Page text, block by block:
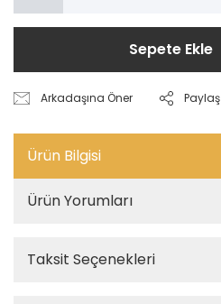
Sepete Ekle
Arkadaşına Öner Paylaş
Ürün Bilgisi
Ürün Yorumları
Taksit Seçenekleri